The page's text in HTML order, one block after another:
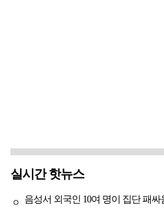
실시간 핫뉴스
음성서 외국인 10여 명이 집단 패싸